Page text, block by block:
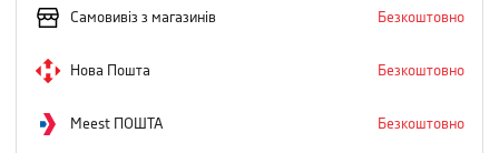
Самовивіз з магазинів Безкоштовно
Нова Пошта Безкоштовно
Meest ПОШТА Безкоштовно